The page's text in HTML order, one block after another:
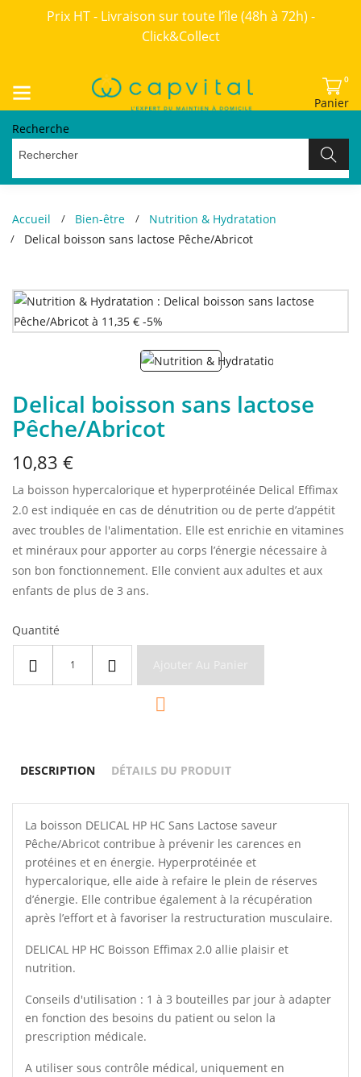
Prix HT - Livraison sur toute l’île (48h à 72h) -
Click&Collect
0
Panier
Recherche
Accueil Bien-être
Nutrition & Hydratation
Delical boisson sans lactose Pêche/Abricot
Delical boisson sans lactose
Pêche/Abricot
10,83 €
La boisson hypercalorique et hyperprotéinée Delical Effimax
2.0 est indiquée en cas de dénutrition ou de perte d’appétit
avec troubles de l'alimentation. Elle est enrichie en vitamines
et minéraux pour apporter au corps l’énergie nécessaire à
son bon fonctionnement. Elle convient aux adultes et aux
enfants de plus de 3 ans.
Quantité

DESCRIPTION DÉTAILS DU PRODUIT
La boisson DELICAL HP HC Sans Lactose saveur
Pêche/Abricot contribue à prévenir les carences en
protéines et en énergie. Hyperprotéinée et
hypercalorique, elle aide à refaire le plein de réserves
d’énergie. Elle contribue également à la récupération
après l’effort et à favoriser la restructuration musculaire.
DELICAL HP HC Boisson Effimax 2.0 allie plaisir et
nutrition.
Conseils d'utilisation : 1 à 3 bouteilles par jour à adapter
en fonction des besoins du patient ou selon la
prescription médicale.
A utiliser sous contrôle médical, uniquement en